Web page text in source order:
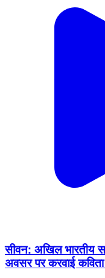
सीवन: अखिल भारतीय
अवसर पर करवाई कविता